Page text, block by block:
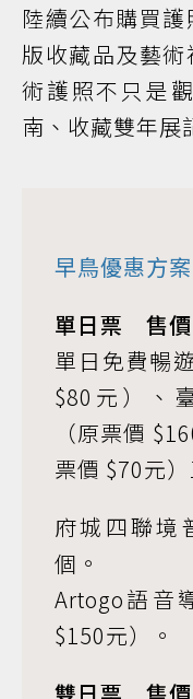
陸續公布購買
版收藏品及藝
術護照不只是
南、收藏雙年展
早鳥優惠方案
單日票 售
單日免費暢
$80元）、
（原票價
票價 $70元
府城四聯境
個。
Artogo語音
$150元）。
雙日票 售價